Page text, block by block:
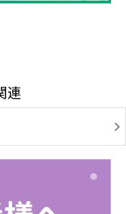
連